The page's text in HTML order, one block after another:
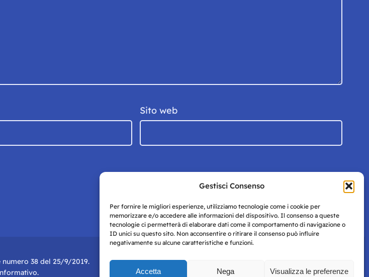
Gestisci Consenso
Per fornire le migliori esperienze, utilizziamo tecnologie come i cookie per
memorizzare e/o accedere alle informazioni del dispositivo. Il consenso a queste
tecnologie ci permetterà di elaborare dati come il comportamento di navigazione o
ID unici su questo sito. Non acconsentire o ritirare il consenso può influire
negativamente su alcune caratteristiche e funzioni.
Accetta Nega Visualizza le preferenze
Sito web
38 del 25/9/2019.